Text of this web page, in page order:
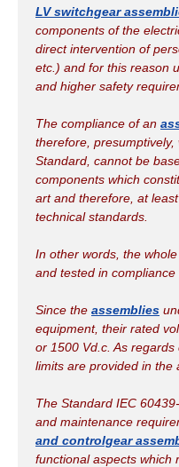
LV switchgear
components of the
direct intervention of
etc.) and for this reason
and higher safety
The compliance of an
therefore,
Standard, cannot be
components which
art and therefore, at
technical standards.
In other words, the whole
and tested in
Since the assemblies
equipment, their rated
or 1500 Vd.c. As
limits are provided in the
The Standard IEC
and maintenance
and controlgear
functional aspects which